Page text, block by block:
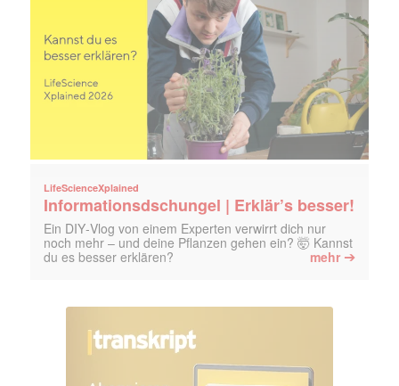
LifeScienceXplained
Informationsdschungel | Erklär’s besser!
Ein DIY‑Vlog von einem Experten verwirrt dich nur
noch mehr – und deine Pflanzen gehen ein? 🤯 Kannst
du es besser erklären?
mehr ➔